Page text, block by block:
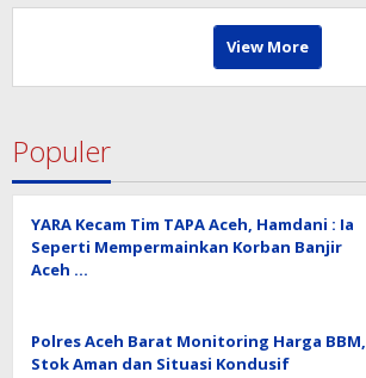
View More
Populer
YARA Kecam Tim TAPA Aceh, Hamdani : Ia
Seperti Mempermainkan Korban Banjir
Aceh …
Polres Aceh Barat Monitoring Harga BBM,
Stok Aman dan Situasi Kondusif